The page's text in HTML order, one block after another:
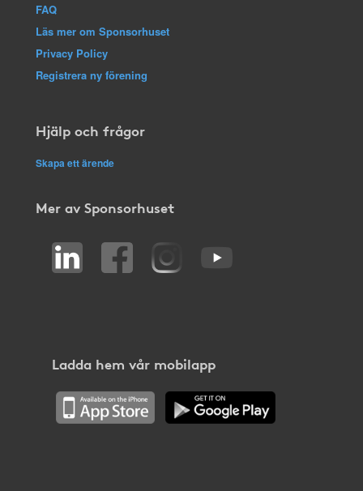
FAQ
Läs mer om Sponsorhuset
Privacy Policy
Registrera ny förening
Hjälp och frågor
Skapa ett ärende
Mer av Sponsorhuset
Ladda hem vår mobilapp